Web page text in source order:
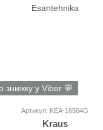
знижку у Viber 💬
Артикул: KEA-16504G
Kraus